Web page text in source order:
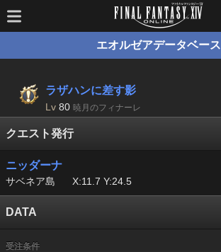
エオルゼアデータベース
ラザハンに差す影
Lv 80 暁月のフィナーレ
クエスト発行
ニッダーナ
サベネア島 X:11.7 Y:24.5
DATA
受注条件